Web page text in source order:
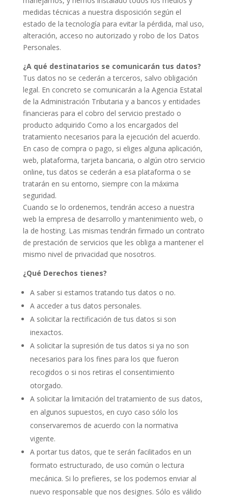
medidas técnicas a nuestra disposición según el
estado de la tecnología para evitar la pérdida, mal uso,
alteración, acceso no autorizado y robo de los Datos
Personales.
¿A qué destinatarios se comunicarán tus datos?
Tus datos no se cederán a terceros, salvo obligación
legal. En concreto se comunicarán a la Agencia Estatal
de la Administración Tributaria y a bancos y entidades
financieras para el cobro del servicio prestado o
producto adquirido Como a los encargados del
tratamiento necesarios para la ejecución del acuerdo.
En caso de compra o pago, si eliges alguna aplicación,
web, plataforma, tarjeta bancaria, o algún otro servicio
online, tus datos se cederán a esa plataforma o se
tratarán en su entorno, siempre con la máxima
seguridad.
Cuando se lo ordenemos, tendrán acceso a nuestra
web la empresa de desarrollo y mantenimiento web, o
la de hosting. Las mismas tendrán firmado un contrato
de prestación de servicios que les obliga a mantener el
mismo nivel de privacidad que nosotros.
¿Qué Derechos tienes?
A saber si estamos tratando tus datos o no.
A acceder a tus datos personales.
A solicitar la rectificación de tus datos si son
inexactos.
A solicitar la supresión de tus datos si ya no son
necesarios para los fines para los que fueron
recogidos o si nos retiras el consentimiento
otorgado.
A solicitar la limitación del tratamiento de sus datos,
en algunos supuestos, en cuyo caso sólo los
conservaremos de acuerdo con la normativa
vigente.
A portar tus datos, que te serán facilitados en un
formato estructurado, de uso común o lectura
mecánica. Si lo prefieres, se los podemos enviar al
nuevo responsable que nos designes. Sólo es válido